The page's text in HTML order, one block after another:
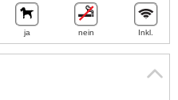
ja nein Inkl.